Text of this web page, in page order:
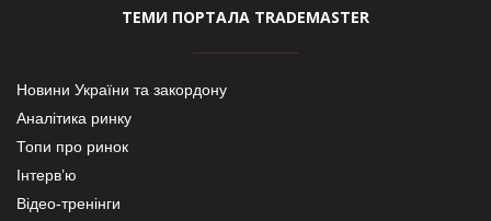
ТЕМИ ПОРТАЛА TRADEMASTER
Новини України та закордону
Аналітика ринку
Топи про ринок
Інтерв’ю
Відео-тренінги